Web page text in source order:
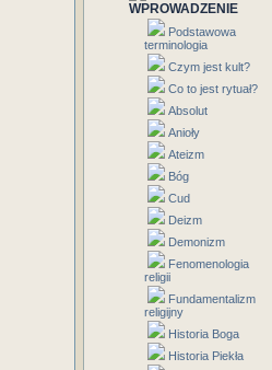
WPROWADZENIE
Podstawowa
terminologia
Czym jest kult?
Co to jest rytuał?
Absolut
Anioły
Ateizm
Bóg
Cud
Deizm
Demonizm
Fenomenologia
religii
Fundamentalizm
religijny
Historia Boga
Historia Piekła